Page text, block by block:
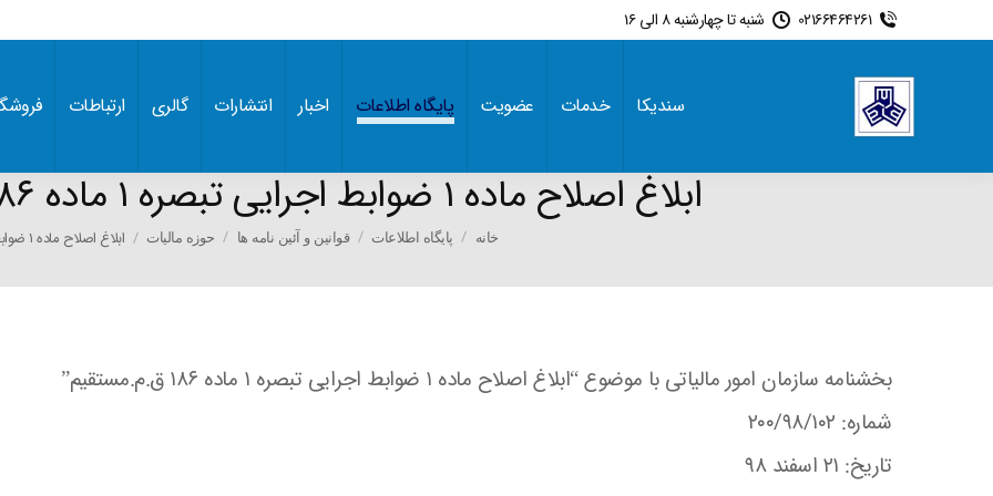
02166464261 شنبه تا چهارشنبه 8 الی 16
سندیکا خدمات عضویت پایگاه اطلاعات اخبار انتشارات گالری ارتباطات
ابلاغ اصلاح ماده ۱ ضوابط اجرایی تبصره ۱ ماده ۱۸۶ ق.م.مستقیم
You are here:
خانه پایگاه اطلاعات قوانین و آئین نامه ها حوزه مالیات ابلاغ اصلاح ماده ۱ ضوابط…
بخشنامه سازمان امور مالیاتی با موضوع “ابلاغ اصلاح ماده ۱ ضوابط اجرایی تبصره ۱ ماده ۱۸۶ ق.م.مستقیم”
شماره: ۲۰۰/۹۸/۱۰۲
تاریخ: ۲۱ اسفند ۹۸